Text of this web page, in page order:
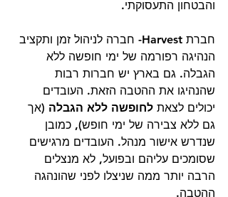
והבטחון התעסוקתי.
חברת Harvest- חברה לניהול זמן ותקציב
הנהיגה רפורמה של ימי חופשה ללא
הגבלה. גם בארץ יש חברות רבות
שהנהיגו את ההטבה הזאת. העובדים
יכולים לצאת לחופשה ללא הגבלה (אך
גם ללא צבירה של ימי חופש), כמובן
שנדרש אישור מנהל. העובדים מרגישים
שסומכים עליהם ובפועל, לא מנצלים
הרבה יותר ממה שניצלו לפני שהונהגה
ההטבה.